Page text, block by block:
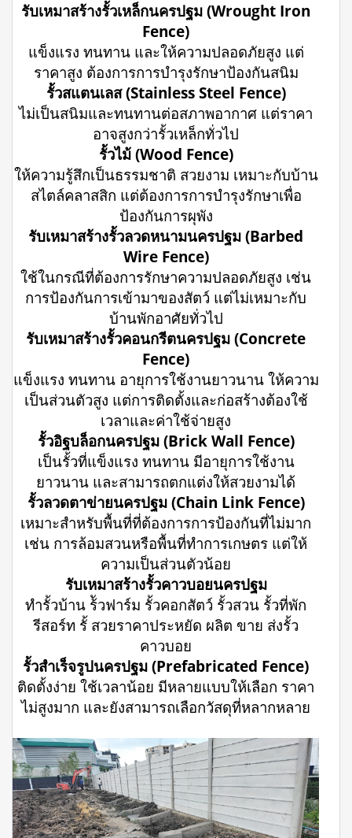
รับเหมาสร้างรั้วเหล็กนครปฐม (Wrought Iron
Fence)
แข็งแรง ทนทาน และให้ความปลอดภัยสูง แต่
ราคาสูง ต้องการการบำรุงรักษาป้องกันสนิม
รั้วสแตนเลส (Stainless Steel Fence)
ไม่เป็นสนิมและทนทานต่อสภาพอากาศ แต่ราคา
อาจสูงกว่ารั้วเหล็กทั่วไป
รั้วไม้ (Wood Fence)
ให้ความรู้สึกเป็นธรรมชาติ สวยงาม เหมาะกับบ้าน
สไตล์คลาสสิก แต่ต้องการการบำรุงรักษาเพื่อ
ป้องกันการผุพัง
รับเหมาสร้างรั้วลวดหนามนครปฐม (Barbed
Wire Fence)
ใช้ในกรณีที่ต้องการรักษาความปลอดภัยสูง เช่น
การป้องกันการเข้ามาของสัตว์ แต่ไม่เหมาะกับ
บ้านพักอาศัยทั่วไป
รับเหมาสร้างรั้วคอนกรีตนครปฐม (Concrete
Fence)
แข็งแรง ทนทาน อายุการใช้งานยาวนาน ให้ความ
เป็นส่วนตัวสูง แต่การติดตั้งและก่อสร้างต้องใช้
เวลาและค่าใช้จ่ายสูง
รั้วอิฐบล็อกนครปฐม (Brick Wall Fence)
เป็นรั้วที่แข็งแรง ทนทาน มีอายุการใช้งาน
ยาวนาน และสามารถตกแต่งให้สวยงามได้
รั้วลวดตาข่ายนครปฐม (Chain Link Fence)
เหมาะสำหรับพื้นที่ที่ต้องการการป้องกันที่ไม่มาก
เช่น การล้อมสวนหรือพื้นที่ทำการเกษตร แต่ให้
ความเป็นส่วนตัวน้อย
รับเหมาสร้างรั้วคาวบอยนครปฐม
ทำรั้วบ้าน ร้ัวฟาร์ม รั้วคอกสัตว์ รั้วสวน รั้วที่พัก
รีสอร์ท รั้ สวยราคาประหยัด ผลิต ขาย ส่งรั้ว
คาวบอย
รั้วสำเร็จรูปนครปฐม (Prefabricated Fence)
ติดตั้งง่าย ใช้เวลาน้อย มีหลายแบบให้เลือก ราคา
ไม่สูงมาก และยังสามารถเลือกวัสดุที่หลากหลาย